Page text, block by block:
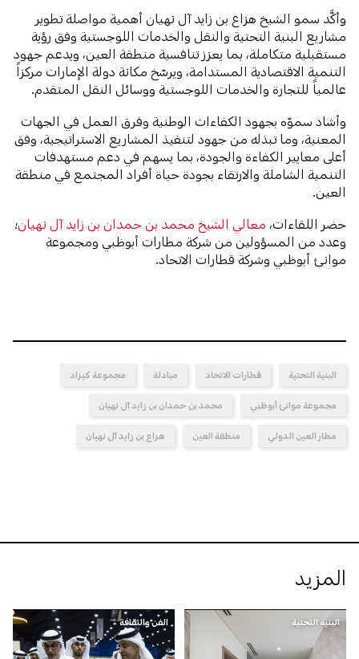
وأكَّد سمو الشيخ هزاع بن زايد آل نهيان أهمية مواصلة تطوير
مشاريع البنية التحتية والنقل والخدمات اللوجستية وفق رؤية
مستقبلية متكاملة، بما يعزز تنافسية منطقة العين، ويدعم جهود
التنمية الاقتصادية المستدامة، ويرسّخ مكانة دولة الإمارات مركزاً
عالمياً للتجارة والخدمات اللوجستية ووسائل النقل المتقدم.
وأشاد سموّه بجهود الكفاءات الوطنية وفرق العمل في الجهات
المعنية، وما تبذله من جهود لتنفيذ المشاريع الاستراتيجية، وفق
أعلى معايير الكفاءة والجودة، بما يسهم في دعم مستهدفات
التنمية الشاملة والارتقاء بجودة حياة أفراد المجتمع في منطقة
العين.
حضر اللقاءات، معالي الشيخ محمد بن حمدان بن زايد آل نهيان؛
وعدد من المسؤولين من شركة مطارات أبوظبي ومجموعة
موانئ أبوظبي وشركة قطارات الاتحاد.
البنية التحتية قطارات الاتحاد مبادلة مجموعة كيزاد
مجموعة موانئ أبوظبي محمد بن حمدان بن زايد آل نهيان
مطار العين الدولي منطقة العين هزاع بن زايد آل نهيان
المزيد
البنية التحتية الفن والثقافة